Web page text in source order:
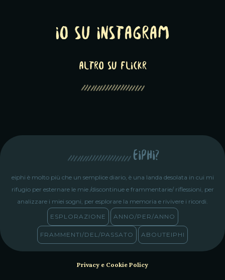
Io su Instagram
altro su Flickr
eiphi?
eiphi è molto più che un semplice diario, è una landa desolata in cui mi
rifugio per esternare le mie /discontinue e frammentarie/ riflessioni, per
analizzare i miei sogni, per esplorare la memoria e rivivere i ricordi.
ESPLORAZIONE
ANNO/PER/ANNO
FRAMMENTI/DEL/PASSATO ABOUTEIPHI
Privacy e Cookie Policy